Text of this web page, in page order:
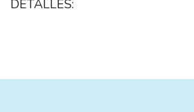
DETALLES: